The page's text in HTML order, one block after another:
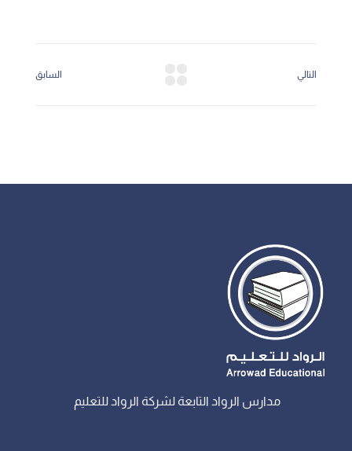
السابق التالي
مدارس الرواد التابعة لشركة الرواد للتعليم